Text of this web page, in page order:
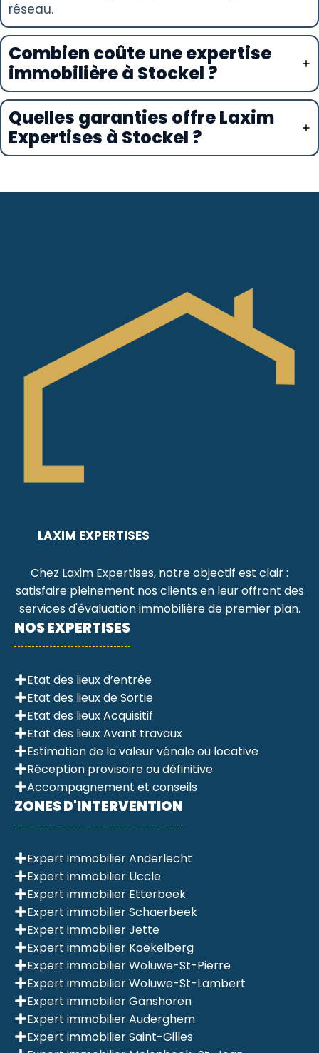
réseau.
Combien coûte une expertise
immobilière à Stockel ?
Quelles garanties offre Laxim
Expertises à Stockel ?
LAXIM EXPERTISES
Chez Laxim Expertises, notre objectif est clair :
satisfaire pleinement nos clients en leur offrant des
services d'évaluation immobilière de premier plan.
NOS EXPERTISES
Etat des lieux d’entrée
Etat des lieux de Sortie
Etat des lieux Acquisitif
Etat des lieux Avant travaux
Estimation de la valeur vénale ou locative
Réception provisoire ou définitive
Accompagnement et conseils
ZONES D'INTERVENTION
Expert immobilier Anderlecht
Expert immobilier Uccle
Expert immobilier Etterbeek
Expert immobilier Schaerbeek
Expert immobilier Jette
Expert immobilier Koekelberg
Expert immobilier Woluwe-St-Pierre
Expert immobilier Woluwe-St-Lambert
Expert immobilier Ganshoren
Expert immobilier Auderghem
Expert immobilier Saint-Gilles